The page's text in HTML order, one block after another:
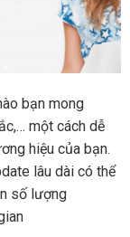
bạn mong
một cách dễ
hiệu của bạn.
lâu dài có thể
số lượng